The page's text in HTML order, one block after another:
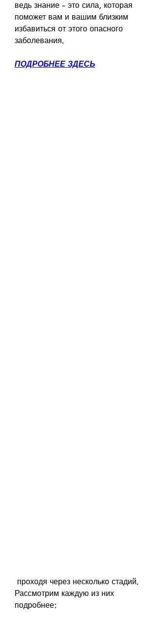
ведь знание - это сила, которая
поможет вам и вашим близким
избавиться от этого опасного
заболевания.
ПОДРОБНЕЕ ЗДЕСЬ
Рассмотрим каждую из них
подробнее: